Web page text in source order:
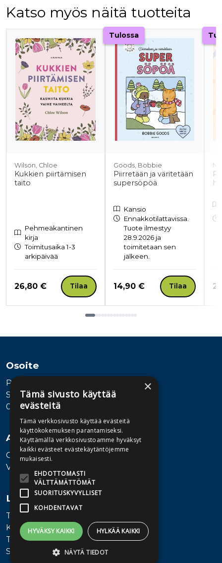
Katso myös näitä tuotteita
Tuoteluettelon alku
Wilson, Chloe
Kukkien piirtämisen
taito
Pehmeäkantinen
kirja
Toimitusaika 1-3
arkipäivää
Hinta nyt
26,80 € Tilaa
Tulossa
Goods, Bobbie
Piirretään ja väritetään
supersöpöä
Kansio
Ennakkotilattavissa.
Tuote ilmestyy
28.9.2026 ja
toimitetaan sen
jälkeen.
Hinta nyt
14,90 € Tilaa
Osoite
Publiva Oy
Sörnäistenkatu 1
00580 Helsinki
Asiakaspalvelu
Ota yhteyttä
Vaihde: 010 345100
Lisätietoa
Toimitusehdot
Käyttöohjeet
Tietosuojaseloste
Saavutettavuusseloste
×
Tämä sivusto käyttää
evästeitä
Tämä verkkosivusto käyttää evästeitä
käyttökokemuksen parantamiseksi.
Käyttämällä verkkosivustoamme hyväksyt
kaikki evästeet evästekäytäntöjemme
mukaisesti.
EHDOTTOMASTI
VÄLTTÄMÄTTÖMÄT
SUORITUSKYVYLLISET
KOHDENTAVAT
HYVÄKSY KAIKKI HYLKÄÄ KAIKKI
NÄYTÄ TIEDOT